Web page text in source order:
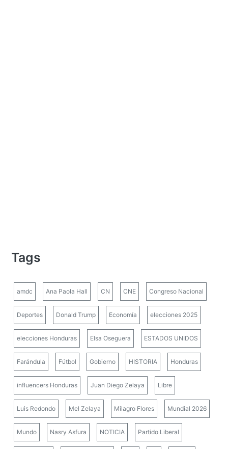
Tags
amdc Ana Paola Hall CN CNE Congreso Nacional
Deportes Donald Trump Economía elecciones 2025
elecciones Honduras Elsa Oseguera ESTADOS UNIDOS
Farándula Fútbol Gobierno HISTORIA Honduras
influencers Honduras Juan Diego Zelaya Libre
Luis Redondo Mel Zelaya Milagro Flores Mundial 2026
Mundo Nasry Asfura NOTICIA Partido Liberal